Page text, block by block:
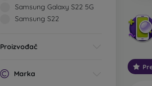
Samsung Galaxy S22 5G
Samsung S22
Proizvođač
Marka